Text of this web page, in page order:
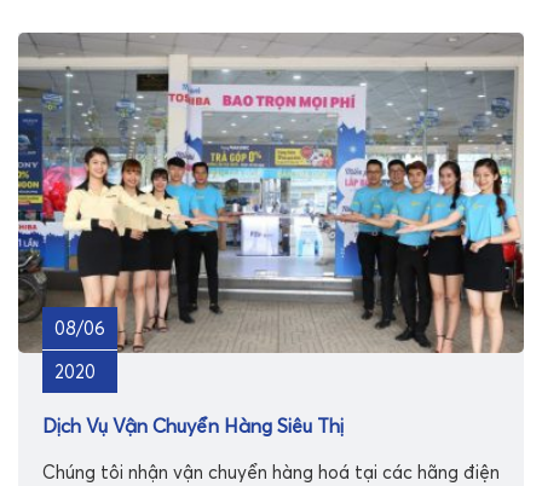
08/06
2020
Dịch Vụ Vận Chuyển Hàng Siêu Thị
Chúng tôi nhận vận chuyển hàng hoá tại các hãng điện